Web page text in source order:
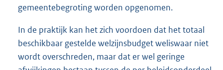
gemeentebegroting worden opgenomen.
In de praktijk kan het zich voordoen dat het totaal
beschikbaar gestelde welzijnsbudget weliswaar niet
wordt overschreden, maar dat er wel geringe